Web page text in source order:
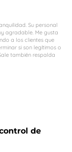
Su personal
agradable. Me gusta
a los clientes que
si son legítimos o
también respalda
de